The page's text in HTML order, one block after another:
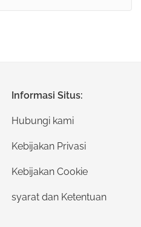
Informasi Situs:
Hubungi kami
Kebijakan Privasi
Kebijakan Cookie
syarat dan Ketentuan